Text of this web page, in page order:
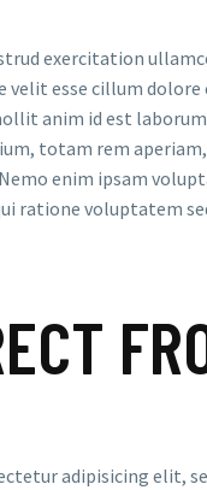
exercitation
esse cillum
anim id est
totam rem
enim ipsam
ratione voluptatem
adipisicing elit,